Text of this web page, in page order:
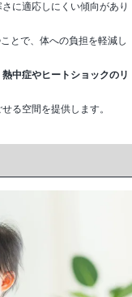
に適応しにくい傾向があり
ことで、体への負担を軽減し
熱中症やヒートショックのリ
る空間を提供します。